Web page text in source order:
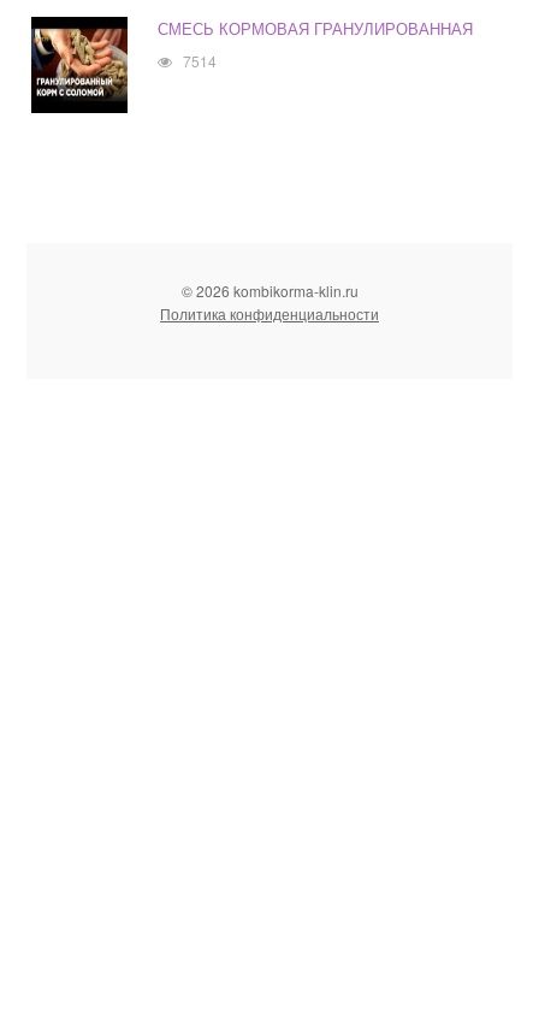
СМЕСЬ КОРМОВАЯ ГРАНУЛИРОВАННАЯ
7514
© 2026 kombikorma-klin.ru
Политика конфиденциальности